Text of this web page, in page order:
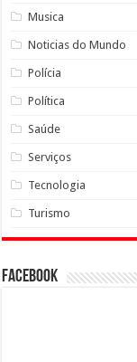
Musica
Noticias do Mundo
Polícia
Política
Saúde
Serviços
Tecnologia
Turismo
Facebook